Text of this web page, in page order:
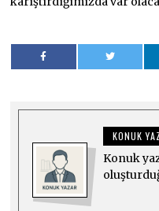
KONUK
Konuk